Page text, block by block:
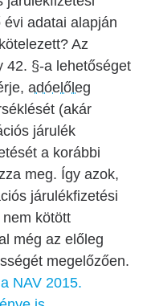
adatai alapján
Az
42. §-a lehetőséget
adóelőleg
(akár
járulék
a korábbi
meg. Így azok,
járulékfizetési
kötött
még az előleg
megelőzően.
a NAV 2015.